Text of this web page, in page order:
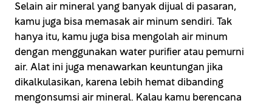
Selain air mineral yang banyak dijual di pasaran,
kamu juga bisa memasak air minum sendiri. Tak
hanya itu, kamu juga bisa mengolah air minum
dengan menggunakan water purifier atau pemurni
air. Alat ini juga menawarkan keuntungan jika
dikalkulasikan, karena lebih hemat dibanding
mengonsumsi air mineral. Kalau kamu berencana